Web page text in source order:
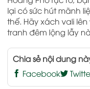
lại có sức hút mãnh
thế. Hãy xách vali
tranh đêm lộng lẫy
Chia sẻ nội dung
Facebook